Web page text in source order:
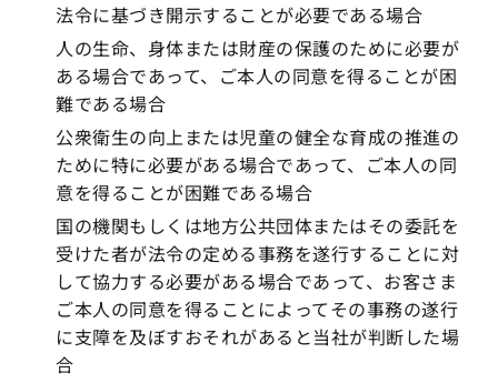
法令に基づき開示することが必要である場合
人の生命、身体または財産の保護のために必要が
ある場合であって、ご本人の同意を得ることが困
難である場合
公衆衛生の向上または児童の健全な育成の推進の
ために特に必要がある場合であって、ご本人の同
意を得ることが困難である場合
国の機関もしくは地方公共団体またはその委託を
受けた者が法令の定める事務を遂行することに対
して協力する必要がある場合であって、お客さま
ご本人の同意を得ることによってその事務の遂行
に支障を及ぼすおそれがあると当社が判断した場
合